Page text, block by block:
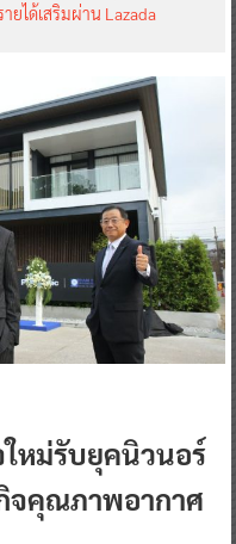
ยได้เสริมผ่าน Lazada
หม่รับยุคนิวนอร์
จคุณภาพอากาศ